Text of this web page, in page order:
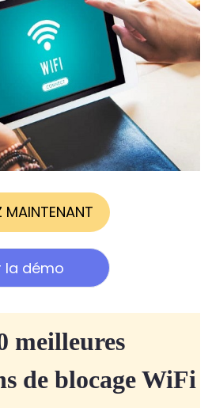
MAINTENANT
la démo
meilleures
de blocage WiFi